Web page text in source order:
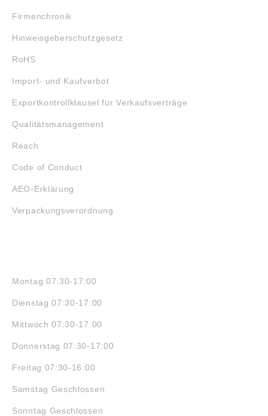
Firmenchronik
Hinweisgeberschutzgesetz
RoHS
Import- und Kaufverbot
Exportkontrollklausel für Verkaufsverträge
Qualitätsmanagement
Reach
Code of Conduct
AEO-Erklärung
Verpackungsverordnung
Montag 07:30-17:00
Dienstag 07:30-17:00
Mittwoch 07:30-17:00
Donnerstag 07:30-17:00
Freitag 07:30-16:00
Samstag Geschlossen
Sonntag Geschlossen